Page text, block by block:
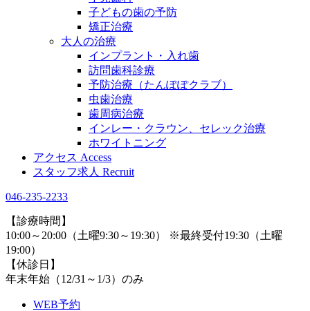
子どもの歯の予防
矯正治療
大人の治療
インプラント・入れ歯
訪問歯科診療
予防治療（たんぽぽクラブ）
虫歯治療
歯周病治療
インレー・クラウン、セレック治療
ホワイトニング
アクセス Access
スタッフ求人 Recruit
046-235-2233
【診療時間】
10:00～20:00（土曜9:30～19:30） ※最終受付19:30（土曜
19:00）
【休診日】
年末年始（12/31～1/3）のみ
WEB予約